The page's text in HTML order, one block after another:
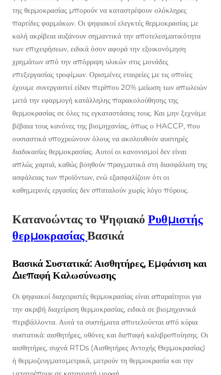
της θερμοκρασίας μπορούν να καταστρέψουν ολόκληρες
παρτίδες φαρμάκων. Οι ψηφιακοί ελεγκτές θερμοκρασίας με
καλή ακρίβεια αυξάνουν σημαντικά την αποτελεσματικότητα
των επιχειρήσεων, ειδικά όσον αφορά την εξοικονόμηση
χρημάτων από την απόρριψη υλικών στις μονάδες
επεξεργασίας τροφίμων. Ορισμένες εταιρείες με τις οποίες
έχουμε συνεργαστεί είδαν περίπου 20% μείωση των απωλειών
μετά την εφαρμογή κατάλληλης παρακολούθησης της
θερμοκρασίας σε όλες τις εγκαταστάσεις τους. Και μην ξεχνάμε
βέβαια τους κανόνες της βιομηχανίας, όπως ο HACCP, που
ουσιαστικά υποχρεώνουν όλους να ακολουθούν αυστηρές
διαδικασίες θερμοκρασίας. Αυτοί οι κανονισμοί δεν είναι
απλώς χαρτιά, καθώς βοηθούν πραγματικά στη διασφάλιση της
ασφάλειας των προϊόντων, ενώ εξασφαλίζουν ότι οι
καθημερινές εργασίες δεν σπαταλούν χωρίς λόγο πόρους.
Κατανοώντας το Ψηφιακό Ρυθμιστής
θερμοκρασίας Βασικά
Βασικά Συστατικά: Αισθητήρες, Εμφάνιση και
Διεπαφή Καλωσύνωσης
Οι ψηφιακοί διαχειριστές θερμοκρασίας είναι απαραίτητοι για
την ακριβή διαχείριση θερμοκρασίας, ειδικά σε βιομηχανικά
περιβάλλοντα. Αυτά τα συστήματα αποτελούνται από κύρια
συστατικά: αισθητήρες, οθόνες και διεπαφή καλιβροποίησης. Οι
αισθητήρες, συχνά RTDs (Αισθητήρες Αντοχής Θερμοκρασίας)
ή θερμοζευγματομετρικά, μετρούν τη θερμοκρασία και την